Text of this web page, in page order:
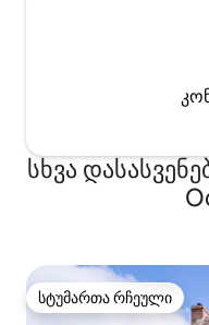
სხვა
სტუმართა რჩეული
სტუმართა რჩეული